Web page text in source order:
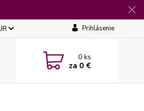
Prihlásenie
0ks
za 0 €